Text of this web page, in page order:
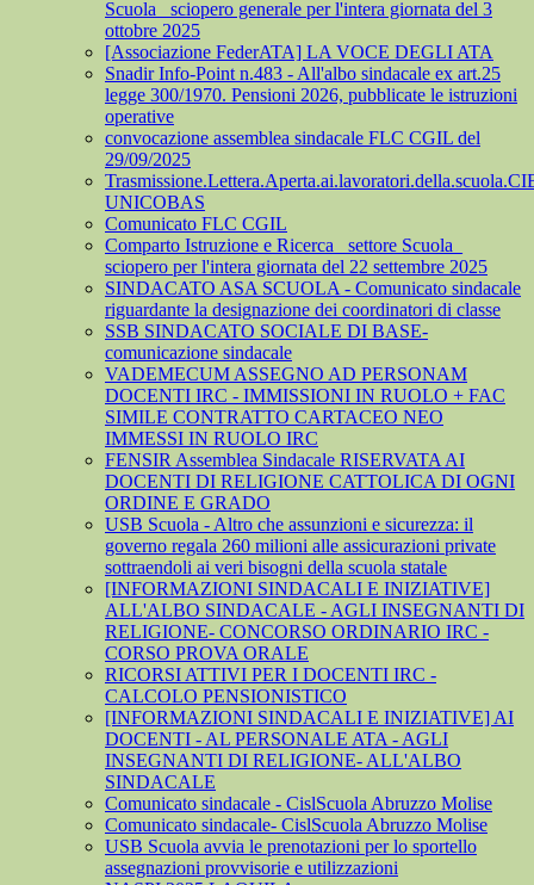
Scuola_ sciopero generale per l'intera giornata del 3
ottobre 2025
[Associazione FederATA] LA VOCE DEGLI ATA
Snadir Info-Point n.483 - All'albo sindacale ex art.25
legge 300/1970. Pensioni 2026, pubblicate le istruzioni
operative
convocazione assemblea sindacale FLC CGIL del
29/09/2025
UNICOBAS
Comunicato FLC CGIL
Comparto Istruzione e Ricerca_ settore Scuola_
sciopero per l'intera giornata del 22 settembre 2025
SINDACATO ASA SCUOLA - Comunicato sindacale
riguardante la designazione dei coordinatori di classe
SSB SINDACATO SOCIALE DI BASE-
comunicazione sindacale
VADEMECUM ASSEGNO AD PERSONAM
DOCENTI IRC - IMMISSIONI IN RUOLO + FAC
SIMILE CONTRATTO CARTACEO NEO
IMMESSI IN RUOLO IRC
FENSIR Assemblea Sindacale RISERVATA AI
DOCENTI DI RELIGIONE CATTOLICA DI OGNI
ORDINE E GRADO
USB Scuola - Altro che assunzioni e sicurezza: il
governo regala 260 milioni alle assicurazioni private
sottraendoli ai veri bisogni della scuola statale
[INFORMAZIONI SINDACALI E INIZIATIVE]
ALL'ALBO SINDACALE - AGLI INSEGNANTI DI
RELIGIONE- CONCORSO ORDINARIO IRC -
CORSO PROVA ORALE
RICORSI ATTIVI PER I DOCENTI IRC -
CALCOLO PENSIONISTICO
[INFORMAZIONI SINDACALI E INIZIATIVE] AI
DOCENTI - AL PERSONALE ATA - AGLI
INSEGNANTI DI RELIGIONE- ALL'ALBO
SINDACALE
Comunicato sindacale - CislScuola Abruzzo Molise
Comunicato sindacale- CislScuola Abruzzo Molise
USB Scuola avvia le prenotazioni per lo sportello
assegnazioni provvisorie e utilizzazioni